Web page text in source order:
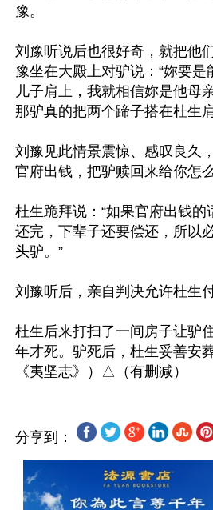
豫。
刘豫听说后也很好奇，就把他
豫坐在大殿上对驴说：“妳要
儿子肩上，我就相信妳是他母
那驴真的把两个蹄子搭在杜生肩
刘豫见此情景震惊、感叹良久
官府出钱，把驴赎回来给你怎
杜生跪拜说：“如果官府出钱
还完，下辈子还要偿还，所以
头驴。”
刘豫听后，亲自判决允许杜生
杜生后来打扫了一间房子让驴
年才死。驴死后，杜生妥善安
分享到：